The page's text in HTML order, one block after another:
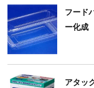
フード
ー化成
アタッ